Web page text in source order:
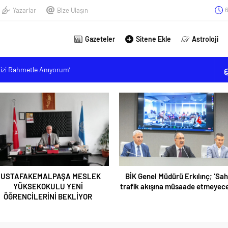
Yazarlar Bize Ulaşın
Gazeteler Sitene Ekle Astroloji
Rahmetle Anıyorum’
MESLEK YÜKSEKOKULU YENİ ÖĞRENCİLERİNİ BEKLİYOR
‘Sahte trafik akışına müsaade etmeyeceğiz’
Başkanı Okudan: “Depremden etkilenen öğrencilere yüzde 25 ek
MESLEK
YÜKSEKOKULU YENİ
ÖĞRENCİLERİNİ BEKLİYOR
BİK Genel Müdürü Erkılınç;
trafik akışına müsaade